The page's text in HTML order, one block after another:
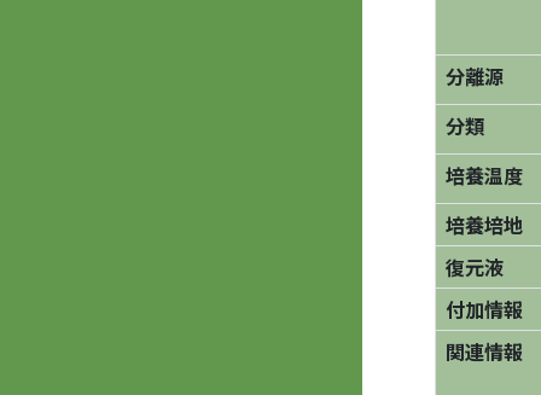
分離源
分類
培養温度
培養培地
復元液
付加情報
関連情報